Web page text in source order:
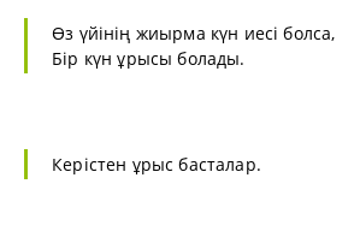
Өз үйінің жиырма күн иесі болса,
Бір күн ұрысы болады.
Керістен ұрыс басталар.